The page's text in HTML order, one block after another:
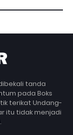
tanda
pada Boks
terikat Undang-
itu tidak menjadi